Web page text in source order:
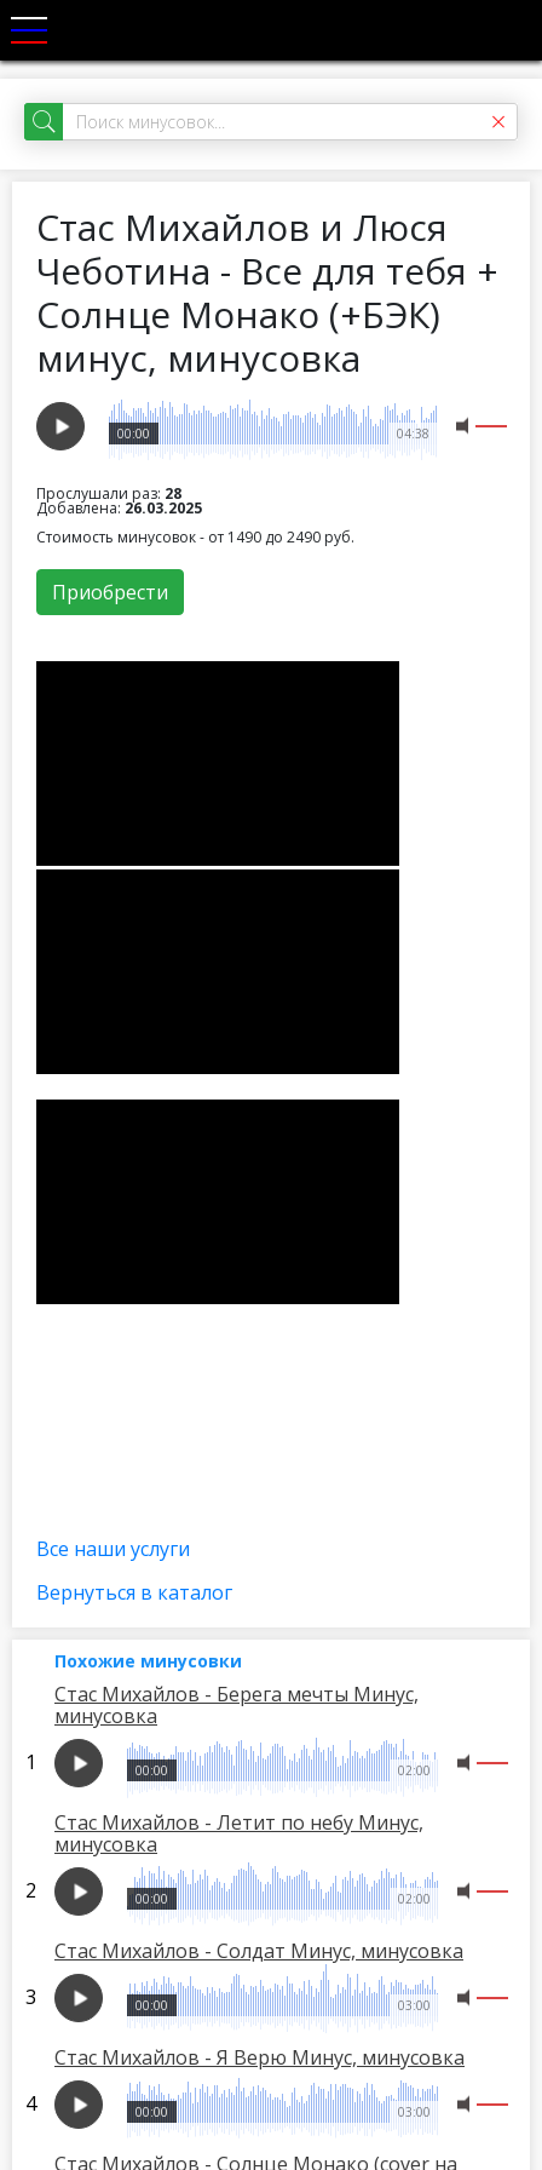
Стас Михайлов и Люся
Чеботина - Все для тебя +
Солнце Монако (+БЭК)
минус, минусовка
04:38
00:00
Прослушали раз: 28
Добавлена: 26.03.2025
Стоимость минусовок - от 1490 до 2490 руб.
Приобрести
Все наши услуги
Вернуться в каталог
Похожие минусовки
Стас Михайлов - Берега мечты Минус,
минусовка
02:00
00:00
Стас Михайлов - Летит по небу Минус,
минусовка
02:00
00:00
Стас Михайлов - Солдат Минус, минусовка
03:00
00:00
Стас Михайлов - Я Верю Минус, минусовка
03:00
00:00
Стас Михайлов - Солнце Монако (cover на